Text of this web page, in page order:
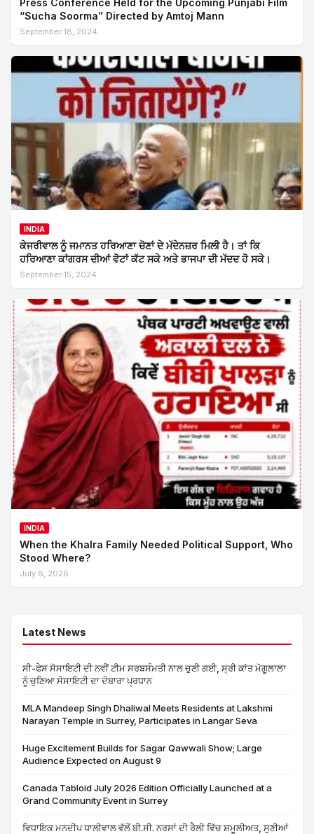
Press Conference Held for the Upcoming Punjabi Film
“Sucha Soorma” Directed by Amtoj Mann
September 18, 2024
INDIA
ਕੇਜਰੀਵਾਲ ਨੂੰ ਜਮਾਨਤ ਹਰਿਆਣਾ ਚੋਣਾਂ ਦੇ ਮੱਦੇਨਜ਼ਰ ਮਿਲੀ ਹੈ। ਤਾਂ ਕਿ
ਹਰਿਆਣਾ ਕਾਂਗਰਸ ਦੀਆਂ ਵੋਟਾਂ ਕੱਟ ਸਕੇ ਅਤੇ ਭਾਜਪਾ ਦੀ ਮੱਦਦ ਹੋ ਸਕੇ।
September 15, 2024
INDIA
When the Khalra Family Needed Political Support, Who
Stood Where?
July 8, 2026
Latest News
ਸੀ-ਫੇਸ ਸੋਸਾਇਟੀ ਦੀ ਨਵੀਂ ਟੀਮ ਸਰਬਸੰਮਤੀ ਨਾਲ ਚੁਣੀ ਗਈ, ਸ੍ਰੀ ਕਾਂਤ ਮੋਗੂਲਾਲਾ
ਨੂੰ ਚੁਣਿਆ ਸੋਸਾਇਟੀ ਦਾ ਦੋਬਾਰਾ ਪ੍ਰਧਾਨ
MLA Mandeep Singh Dhaliwal Meets Residents at Lakshmi
Narayan Temple in Surrey, Participates in Langar Seva
Huge Excitement Builds for Sagar Qawwali Show; Large
Audience Expected on August 9
Canada Tabloid July 2026 Edition Officially Launched at a
Grand Community Event in Surrey
ਵਿਧਾਇਕ ਮਨਦੀਪ ਧਾਲੀਵਾਲ ਵੱਲੋਂ ਬੀ.ਸੀ. ਨਰਸਾਂ ਦੀ ਰੈਲੀ ਵਿੱਚ ਸ਼ਮੂਲੀਅਤ, ਸੁਣੀਆਂ